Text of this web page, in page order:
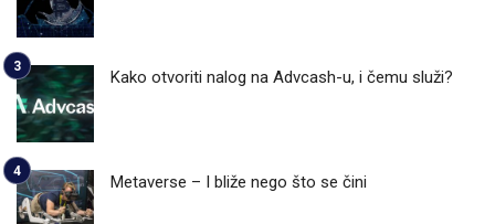
Kako otvoriti nalog na Advcash-u, i čemu služi?
Metaverse – I bliže nego što se čini